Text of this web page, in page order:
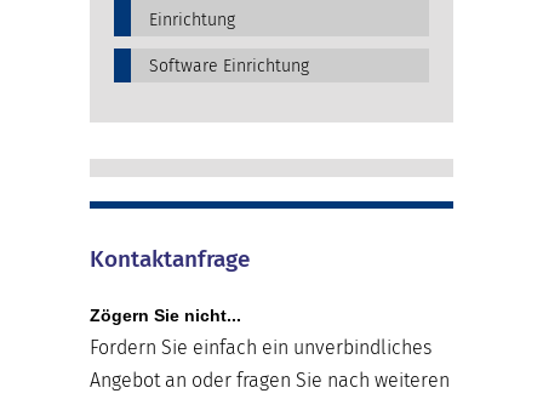
Einrichtung
Software Einrichtung
Kontaktanfrage
Zögern Sie nicht...
Fordern Sie einfach ein unverbindliches
Angebot an oder fragen Sie nach weiteren